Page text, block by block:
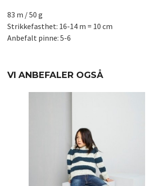
83 m / 50 g
Strikkefasthet: 16-14 m = 10 cm
Anbefalt pinne: 5-6
VI ANBEFALER OGSÅ